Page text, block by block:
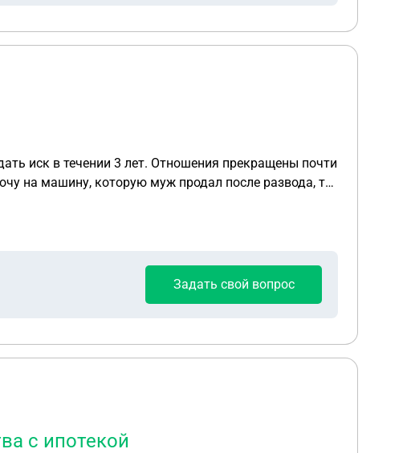
иск в течении 3 лет. Отношения прекращены почти
указывать в иске. Что делать?
Задать свой вопрос
с ипотекой